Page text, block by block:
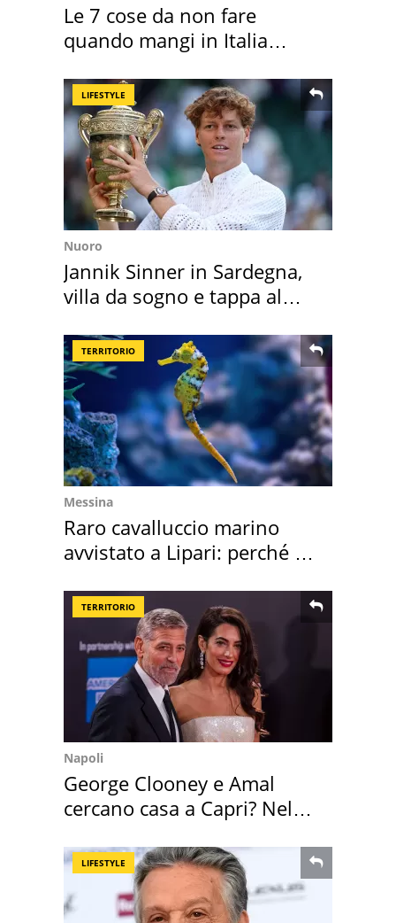
Le 7 cose da non fare
quando mangi in Italia
LIFESTYLE
Nuoro
Jannik Sinner in Sardegna,
villa da sogno e tappa al
TERRITORIO
Messina
Raro cavalluccio marino
avvistato a Lipari: perché è
TERRITORIO
Napoli
George Clooney e Amal
cercano casa a Capri? Nel
LIFESTYLE